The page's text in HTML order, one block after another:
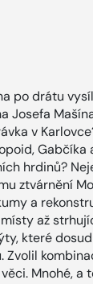
po drátu
Josefa
v
Gabčíka
hrdinů?
ztvárnění
a
až
které
Zvolil
Mnohé, a